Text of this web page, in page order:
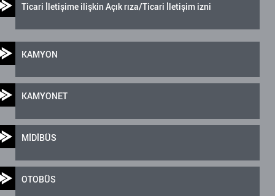
Ticari İletişime ilişkin Açık rıza/Ticari İletişim izni
KAMYON
KAMYONET
MİDİBÜS
OTOBÜS